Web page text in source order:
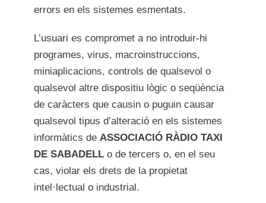
errors en els sistemes esmentats.
L’usuari es compromet a no introduir-hi
programes, virus, macroinstruccions,
miniaplicacions, controls de qualsevol o
qualsevol altre dispositiu lògic o seqüència
de caràcters que causin o puguin causar
qualsevol tipus d’alteració en els sistemes
informàtics deASSOCIACIÓ RÀDIO TAXI
DE SABADELL o de tercers o, en el seu
cas, violar els drets de la propietat
intel·lectual o industrial.